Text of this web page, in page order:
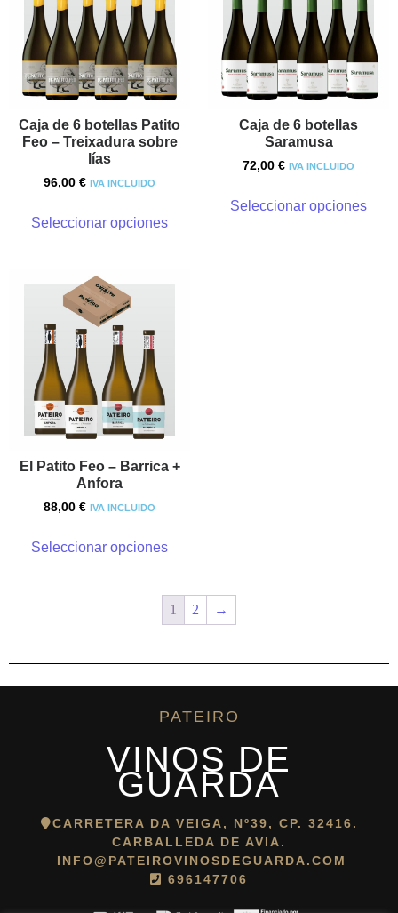
Caja de 6 botellas Patito
Feo – Treixadura sobre
lías
96,00 € IVA INCLUIDO
Seleccionar opciones
Caja de 6 botellas
Saramusa
72,00 € IVA INCLUIDO
Seleccionar opciones
El Patito Feo – Barrica +
Anfora
88,00 € IVA INCLUIDO
Seleccionar opciones
1 2 →
PATEIRO
VINOS DE
GUARDA
CARRETERA DA VEIGA, Nº39, CP. 32416.
CARBALLEDA DE AVIA.
INFO@PATEIROVINOSDEGUARDA.COM
696147706